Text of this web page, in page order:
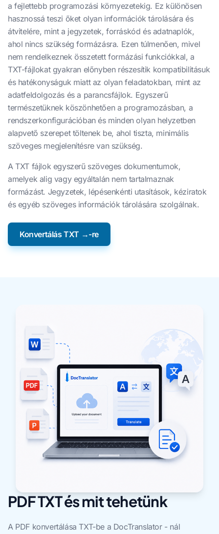
a fejlettebb programozási környezetekig. Ez különösen
hasznossá teszi őket olyan információk tárolására és
átvitelére, mint a jegyzetek, forráskód és adatnaplók,
ahol nincs szükség formázásra. Ezen túlmenően, mivel
nem rendelkeznek összetett formázási funkciókkal, a
TXT-fájlokat gyakran előnyben részesítik kompatibilitásuk
és hatékonyságuk miatt az olyan feladatokban, mint az
adatfeldolgozás és a parancsfájlok. Egyszerű
természetüknek köszönhetően a programozásban, a
rendszerkonfigurációban és minden olyan helyzetben
alapvető szerepet töltenek be, ahol tiszta, minimális
szöveges megjelenítésre van szükség.
A TXT fájlok egyszerű szöveges dokumentumok,
amelyek alig vagy egyáltalán nem tartalmaznak
formázást. Jegyzetek, lépésenkénti utasítások, kéziratok
és egyéb szöveges információk tárolására szolgálnak.
Konvertálás TXT →-re
PDF TXT és mit tehetünk
A PDF konvertálása TXT-be a DocTranslator - nál